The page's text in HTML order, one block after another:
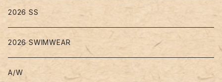
2026 SS
2026 SWIMWEAR
A/W